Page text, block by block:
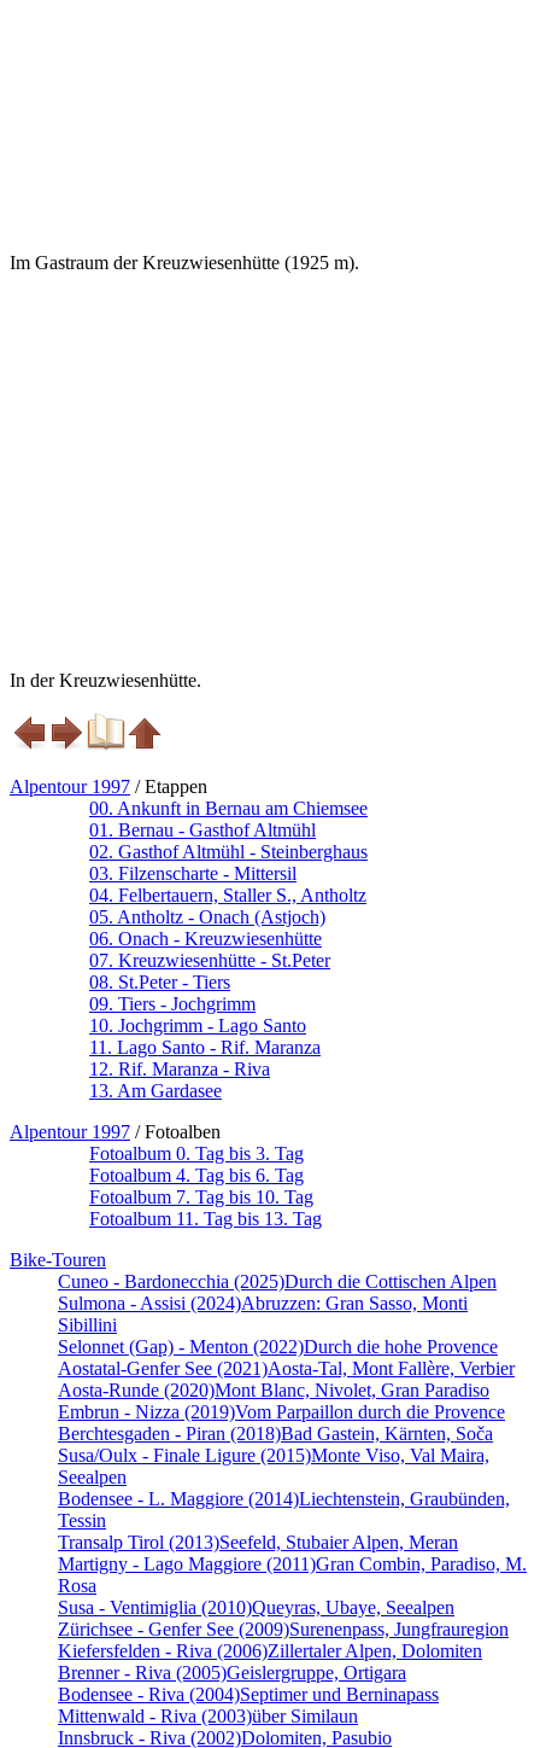
Im Gastraum der Kreuzwiesenhütte (1925 m).
In der Kreuzwiesenhütte.
Alpentour 1997 / Etappen
00. Ankunft in Bernau am Chiemsee
01. Bernau - Gasthof Altmühl
02. Gasthof Altmühl - Steinberghaus
03. Filzenscharte - Mittersil
04. Felbertauern, Staller S., Antholtz
05. Antholtz - Onach (Astjoch)
06. Onach - Kreuzwiesenhütte
07. Kreuzwiesenhütte - St.Peter
08. St.Peter - Tiers
09. Tiers - Jochgrimm
10. Jochgrimm - Lago Santo
11. Lago Santo - Rif. Maranza
12. Rif. Maranza - Riva
13. Am Gardasee
Alpentour 1997 / Fotoalben
Fotoalbum 0. Tag bis 3. Tag
Fotoalbum 4. Tag bis 6. Tag
Fotoalbum 7. Tag bis 10. Tag
Fotoalbum 11. Tag bis 13. Tag
Bike-Touren
Cuneo - Bardonecchia (2025)Durch die Cottischen Alpen
Sulmona - Assisi (2024)Abruzzen: Gran Sasso, Monti
Sibillini
Selonnet (Gap) - Menton (2022)Durch die hohe Provence
Aostatal-Genfer See (2021)Aosta-Tal, Mont Fallère, Verbier
Aosta-Runde (2020)Mont Blanc, Nivolet, Gran Paradiso
Embrun - Nizza (2019)Vom Parpaillon durch die Provence
Berchtesgaden - Piran (2018)Bad Gastein, Kärnten, Soča
Susa/Oulx - Finale Ligure (2015)Monte Viso, Val Maira,
Seealpen
Bodensee - L. Maggiore (2014)Liechtenstein, Graubünden,
Tessin
Transalp Tirol (2013)Seefeld, Stubaier Alpen, Meran
Martigny - Lago Maggiore (2011)Gran Combin, Paradiso, M.
Rosa
Susa - Ventimiglia (2010)Queyras, Ubaye, Seealpen
Zürichsee - Genfer See (2009)Surenenpass, Jungfrauregion
Kiefersfelden - Riva (2006)Zillertaler Alpen, Dolomiten
Brenner - Riva (2005)Geislergruppe, Ortigara
Bodensee - Riva (2004)Septimer und Berninapass
Mittenwald - Riva (2003)über Similaun
Innsbruck - Riva (2002)Dolomiten, Pasubio